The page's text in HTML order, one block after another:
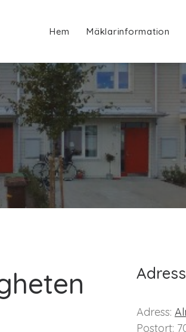
Hem Mäklarinformation
Adress
Adress:
Postort: